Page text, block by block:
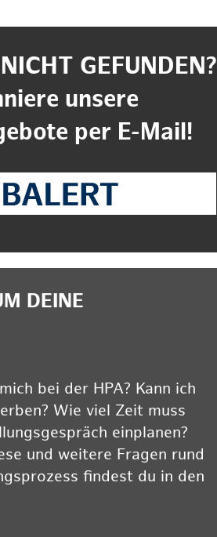
GEFUNDEN?
unsere
per E-Mail!
DEINE
bei der HPA? Kann ich
Wie viel Zeit muss
einplanen?
und weitere Fragen rund
findest du in den